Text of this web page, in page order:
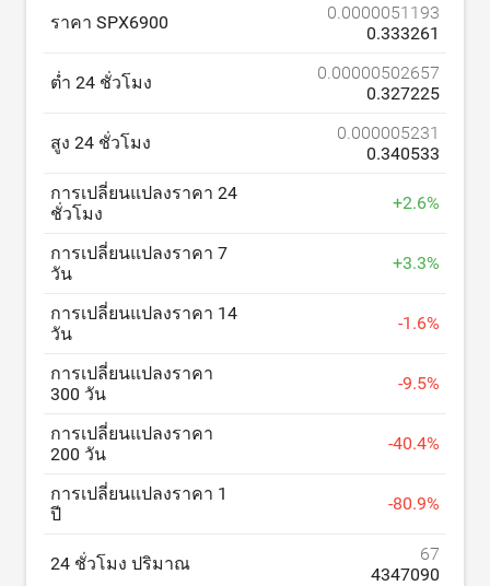
ราคา SPX6900
0.0000051193
0.333261
ต่ำ 24 ชั่วโมง
0.00000502657
0.327225
สูง 24 ชั่วโมง
0.000005231
0.340533
การเปลี่ยนแปลงราคา 24
ชั่วโมง
+2.6%
การเปลี่ยนแปลงราคา 7
วัน
+3.3%
การเปลี่ยนแปลงราคา 14
วัน
-1.6%
การเปลี่ยนแปลงราคา
300 วัน
-9.5%
การเปลี่ยนแปลงราคา
200 วัน
-40.4%
การเปลี่ยนแปลงราคา 1
ปี
-80.9%
24 ชั่วโมง ปริมาณ
67
4347090